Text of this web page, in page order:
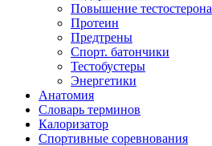
Повышение тестостерона
Протеин
Предтрены
Спорт. батончики
Тестобустеры
Энергетики
Анатомия
Словарь терминов
Калоризатор
Спортивные соревнования